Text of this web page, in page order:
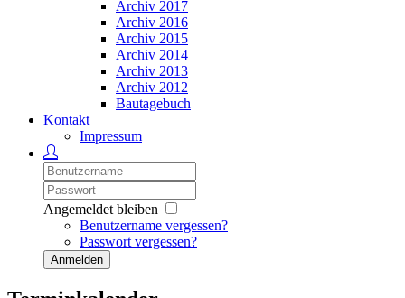
Archiv 2017
Archiv 2016
Archiv 2015
Archiv 2014
Archiv 2013
Archiv 2012
Bautagebuch
Kontakt
Impressum
Angemeldet bleiben
Benutzername vergessen?
Passwort vergessen?
Anmelden